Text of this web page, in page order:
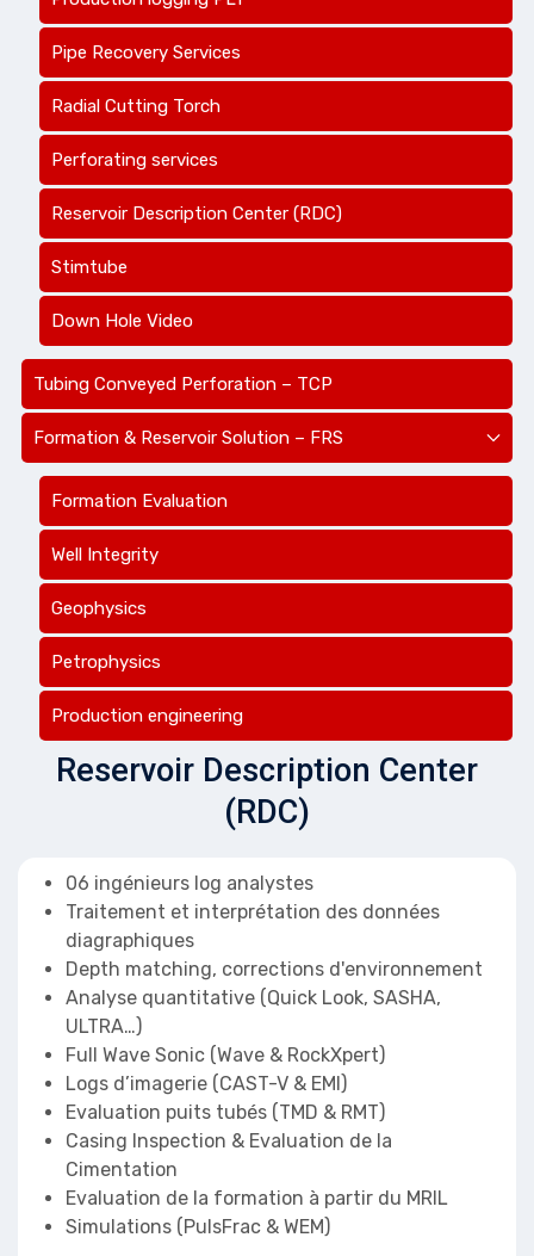
Pipe Recovery Services
Radial Cutting Torch
Perforating services
Reservoir Description Center (RDC)
Stimtube
Down Hole Video
Tubing Conveyed Perforation – TCP
Formation & Reservoir Solution – FRS
Formation Evaluation
Well Integrity
Geophysics
Petrophysics
Production engineering
Reservoir Description Center
(RDC)
06 ingénieurs log analystes
Traitement et interprétation des données
diagraphiques
Depth matching, corrections d'environnement
Analyse quantitative (Quick Look, SASHA,
ULTRA…)
Full Wave Sonic (Wave & RockXpert)
Logs d’imagerie (CAST-V & EMI)
Evaluation puits tubés (TMD & RMT)
Casing Inspection & Evaluation de la
Cimentation
Evaluation de la formation à partir du MRIL
Simulations (PulsFrac & WEM)